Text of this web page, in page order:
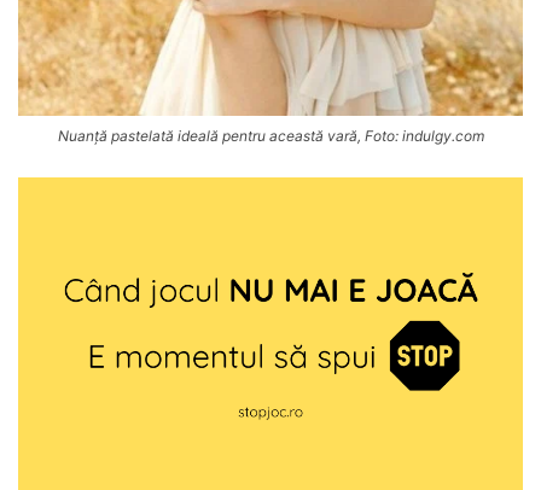
Nuanță pastelată ideală pentru această vară, Foto: indulgy.com